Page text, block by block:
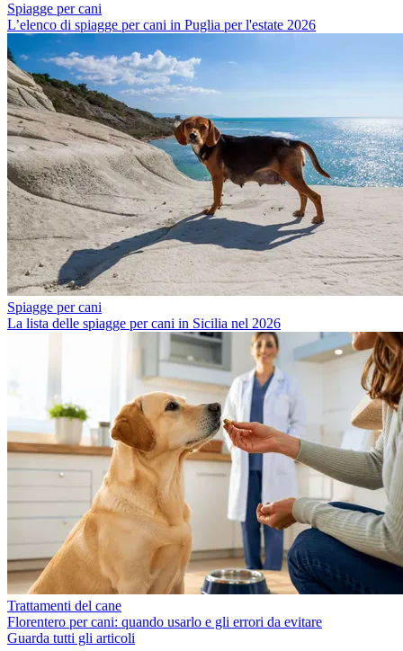
Spiagge per cani
L’elenco di spiagge per cani in Puglia per l'estate 2026
Spiagge per cani
La lista delle spiagge per cani in Sicilia nel 2026
Trattamenti del cane
Florentero per cani: quando usarlo e gli errori da evitare
Guarda tutti gli articoli